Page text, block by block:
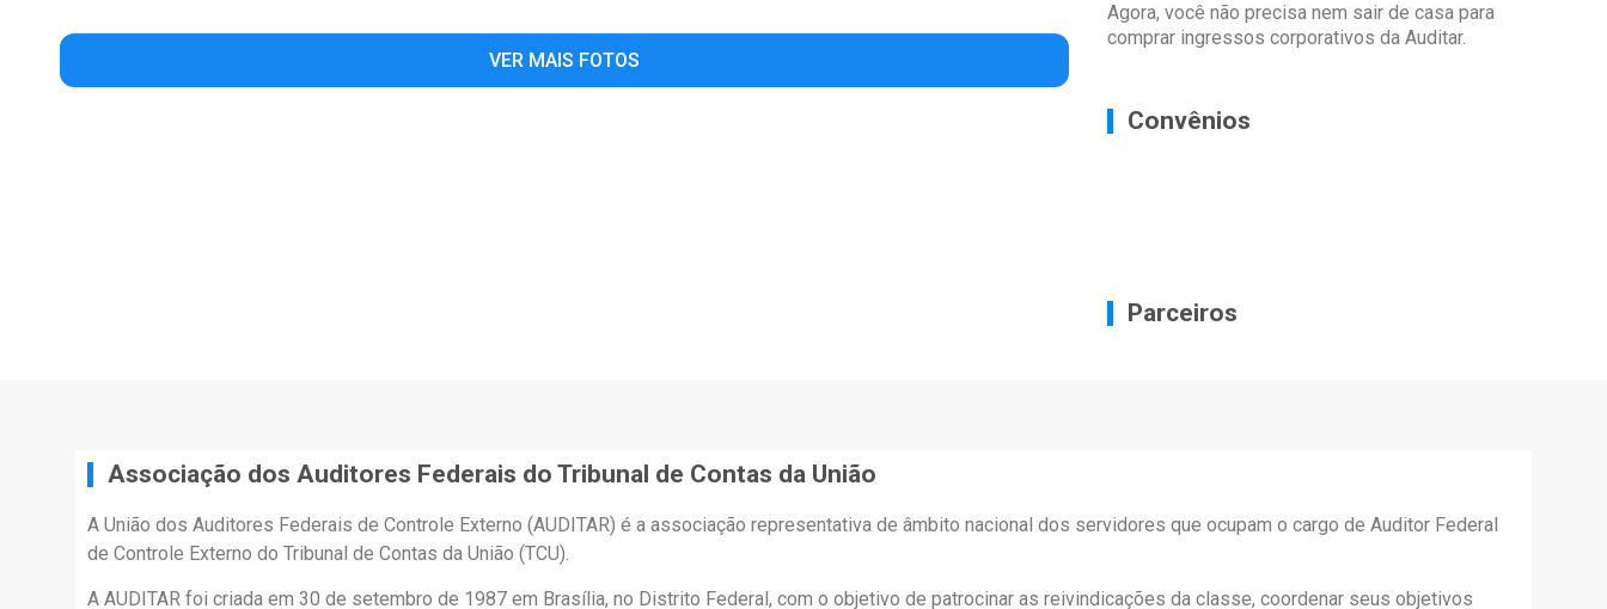
VER MAIS FOTOS
Agora, você não precisa nem sair de casa para
comprar ingressos corporativos da Auditar.
Convênios
Parceiros
Associação dos Auditores Federais do Tribunal de Contas da União
A União dos Auditores Federais de Controle Externo (AUDITAR) é a associação representativa de âmbito nacional dos servidores que ocupam o cargo de Auditor Federal
de Controle Externo do Tribunal de Contas da União (TCU).
A AUDITAR foi criada em 30 de setembro de 1987 em Brasília, no Distrito Federal, com o objetivo de patrocinar as reivindicações da classe, coordenar seus objetivos